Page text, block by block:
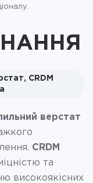
CRDM
верстат
CRDM
та
високоякісних